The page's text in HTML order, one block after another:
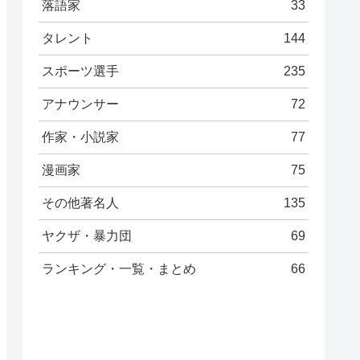
落語家 33
タレント 144
スポーツ選手 235
アナウンサー 72
作家・小説家 77
漫画家 75
その他著名人 135
ヤクザ・暴力団 69
ランキング・一覧・まとめ 66